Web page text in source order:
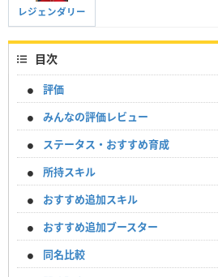
レジェンダリー
目次
評価
みんなの評価レビュー
ステータス・おすすめ育成
所持スキル
おすすめ追加スキル
おすすめ追加ブースター
同名比較